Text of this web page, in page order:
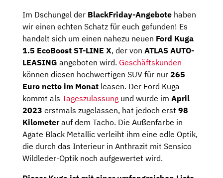
Im Dschungel der BlackFriday-Angebote haben
wir einen echten Schatz für euch gefunden! Es
handelt sich um einen nahezu neuen Ford Kuga
1.5 EcoBoost ST-LINE X, der von ATLAS AUTO-
LEASING angeboten wird. Geschäftskunden
können diesen hochwertigen SUV für nur 265
Euro netto im Monat leasen. Der Ford Kuga
kommt als Tageszulassung und wurde im April
2023 erstmals zugelassen, hat jedoch erst 98
Kilometerauf dem Tacho. Die Außenfarbe in
Agate Black Metallic verleiht ihm eine edle Optik,
die durch das Interieur in Anthrazit mit Sensico
Wildleder-Optik noch aufgewertet wird.